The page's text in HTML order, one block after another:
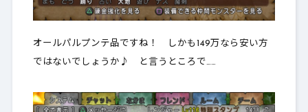
オールパルプンテ品ですね！ しかも149万なら安い方
ではないでしょうか♪ と言うところで……